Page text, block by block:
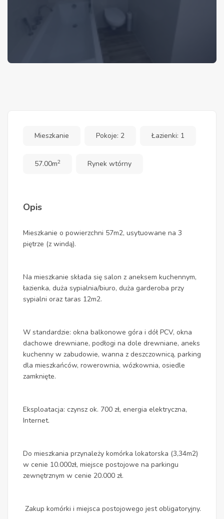
Mieszkanie Pokoje: 2 Łazienki: 1
57.00m2 Rynek wtórny
Opis
Mieszkanie o powierzchni 57m2, usytuowane na 3
piętrze (z windą).
Na mieszkanie składa się salon z aneksem kuchennym,
łazienka, duża sypialnia/biuro, duża garderoba przy
sypialni oraz taras 12m2.
W standardzie: okna balkonowe góra i dół PCV, okna
dachowe drewniane, podłogi na dole drewniane, aneks
kuchenny w zabudowie, wanna z deszczownicą, parking
dla mieszkańców, rowerownia, wózkownia, osiedle
zamknięte.
Eksploatacja: czynsz ok. 700 zł, energia elektryczna,
Internet.
Do mieszkania przynależy komórka lokatorska (3,34m2)
w cenie 10.000zł, miejsce postojowe na parkingu
zewnętrznym w cenie 20.000 zł.
Zakup komórki i miejsca postojowego jest obligatoryjny.